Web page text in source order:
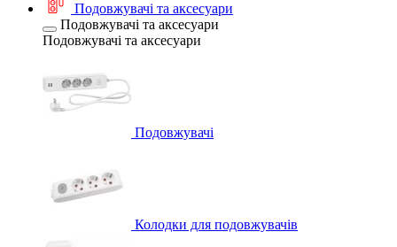
Подовжувачі та аксесуари
Подовжувачі та аксесуари
Подовжувачі та аксесуари
Подовжувачі
Колодки для подовжувачів